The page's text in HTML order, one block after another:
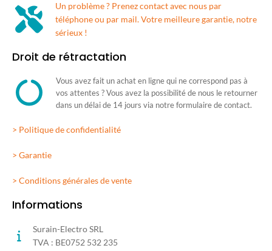
Un problème ? Prenez contact avec nous par
téléphone ou par mail. Votre meilleure garantie, notre
sérieux !
Droit de rétractation
Vous avez fait un achat en ligne qui ne correspond pas à
vos attentes ? Vous avez la possibilité de nous le retourner
dans un délai de 14 jours via notre formulaire de contact.
> Politique de confidentialité
> Garantie
> Conditions générales de vente
Informations
Surain-Electro SRL
TVA : BE0752 532 235